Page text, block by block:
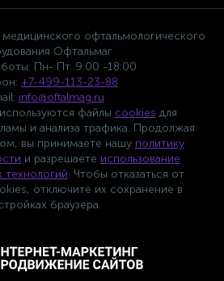
офтальмологического
Офтальмаг
Пн- Пт. 9:00 -18:00
+7-499-113-23-88
info@oftalmag.ru
файлы cookies для
и анализа трафика. Продолжая
вы принимаете нашу политику
и разрешаете использование
технологий. Чтобы отказаться от
отключите их сохранение в
браузера.